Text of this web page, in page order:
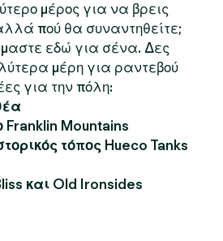
μέρος για να βρεις
πού θα συναντηθείτε;
εδώ για σένα. Δες
μέρη για ραντεβού
για την πόλη:
Franklin Mountains
τόπος Hueco Tanks
και Old Ironsides